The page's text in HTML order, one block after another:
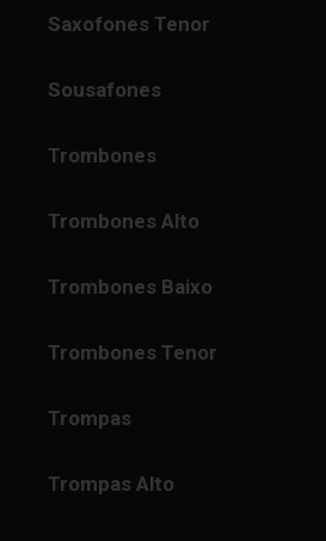
Saxofones Tenor
Sousafones
Trombones
Trombones Alto
Trombones Baixo
Trombones Tenor
Trompas
Trompas Alto